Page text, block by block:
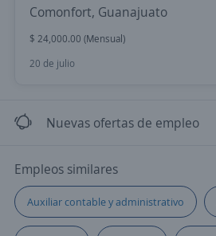
Comonfort, Guanajuato
$ 24,000.00 (Mensual)
20 de julio
Nuevas ofertas de empleo
Empleos similares
Auxiliar contable y administrativo